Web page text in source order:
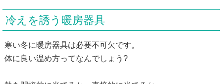
冷えを誘う暖房器具
寒い冬に暖房器具は必要不可欠です。
体に良い温め方ってなんでしょう?